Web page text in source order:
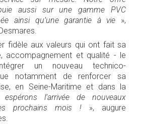
aussi sur une gamme PVC
ainsi qu’une garantie à vie »,
fidèle aux valeurs qui ont fait sa
accompagnement et qualité - le
un nouveau technico-
notamment de renforcer sa
en Seine-Maritime et dans la
l’arrivée de nouveaux
prochains mois ! », augure